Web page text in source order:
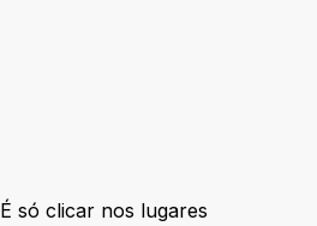
só clicar nos lugares